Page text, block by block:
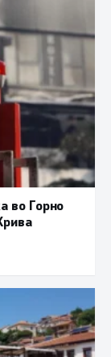
во Горно